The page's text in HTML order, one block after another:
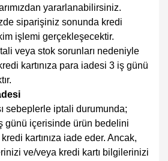
yararlanabilirsiniz.
siparişiniz sonunda kredi
işlemi gerçekleşecektir.
veya stok sorunları nedeniyle
kartınıza para iadesi 3 iş günü
sebeplerle iptali durumunda;
günü içerisinde ürün bedelini
kartınıza iade eder. Ancak,
ve/veya kredi kartı bilgilerinizi